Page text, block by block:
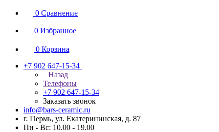
0 Сравнение
0 Избранное
0 Корзина
+7 902 647-15-34
Назад
Телефоны
+7 902 647-15-34
Заказать звонок
info@bars-ceramic.ru
г. Пермь, ул. Екатерининская, д. 87
Пн - Вс: 10.00 - 19.00